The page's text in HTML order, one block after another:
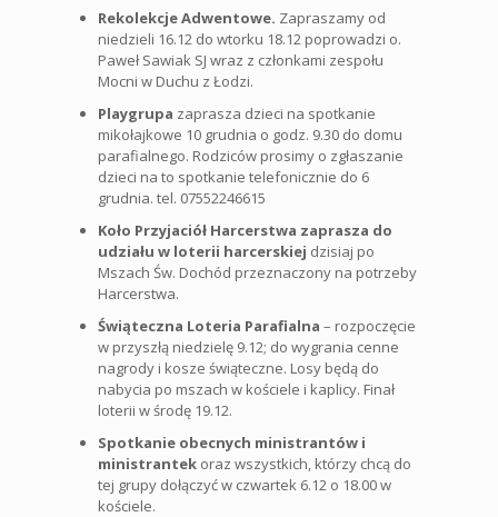
Rekolekcje Adwentowe. Zapraszamy od
niedzieli 16.12 do wtorku 18.12 poprowadzi o.
Paweł Sawiak SJ wraz z członkami zespołu
Mocni w Duchu z Łodzi.
Playgrupa zaprasza dzieci na spotkanie
mikołajkowe 10 grudnia o godz. 9.30 do domu
parafialnego. Rodziców prosimy o zgłaszanie
dzieci na to spotkanie telefonicznie do 6
grudnia. tel. 07552246615
Koło Przyjaciół Harcerstwa zaprasza do
udziału w loterii harcerskiej dzisiaj po
Mszach Św. Dochód przeznaczony na potrzeby
Harcerstwa.
Świąteczna Loteria Parafialna – rozpoczęcie
w przyszłą niedzielę 9.12; do wygrania cenne
nagrody i kosze świąteczne. Losy będą do
nabycia po mszach w kościele i kaplicy. Finał
loterii w środę 19.12.
Spotkanie obecnych ministrantów i
ministrantek oraz wszystkich, którzy chcą do
tej grupy dołączyć w czwartek 6.12 o 18.00 w
kościele.